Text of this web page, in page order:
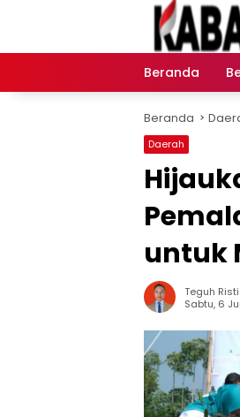
Beranda
Beranda
Daerah
untuk
Teguh
Sabtu, 6